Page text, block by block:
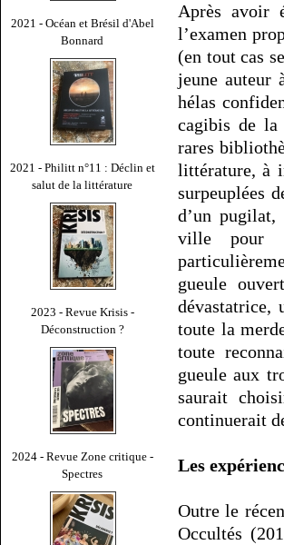
2021 - Océan et Brésil d'Abel
Bonnard
2021 - Philitt n°11 : Déclin et
salut de la littérature
2023 - Revue Krisis -
Déconstruction ?
2024 - Revue Zone critique -
Spectres
Après avoir
l’examen
(en tout cas
jeune auteur
hélas
cagibis de la
rares
littérature, à
surpeuplées
d’un pugilat,
ville pour
gueule
dévastatrice,
toute la
toute
gueule aux
saurait
continuerait
Les
Outre le
Occultés